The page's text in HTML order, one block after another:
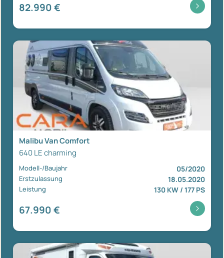
82.990 €
Malibu Van Comfort
640 LE charming
Modell-/Baujahr 05/2020
Erstzulassung 18.05.2020
Leistung 130 KW / 177 PS
67.990 €